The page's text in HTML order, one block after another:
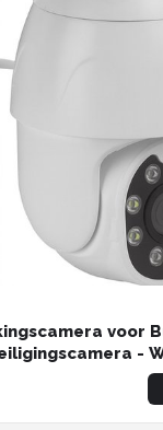
voor
-
- APP -